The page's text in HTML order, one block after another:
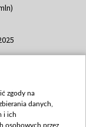
350
zgody na
danych,
i ich
osobowych przez